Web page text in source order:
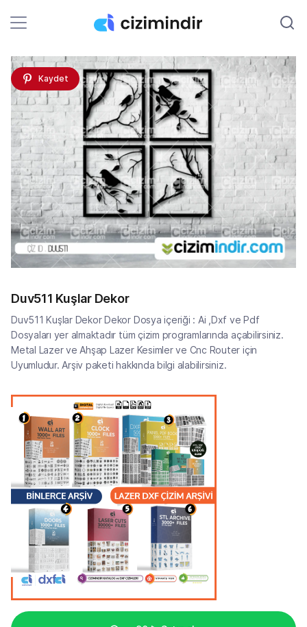
Kaydet
Duv511 Kuşlar Dekor
Duv511 Kuşlar Dekor Dekor Dosya içeriği : Ai ,Dxf ve Pdf
Dosyaları yer almaktadır tüm çizim programlarında açabilirsiniz.
Metal Lazer ve Ahşap Lazer Kesimler ve Cnc Router için
Uyumludur. Arşiv paketi hakkında bilgi alabilirsiniz.